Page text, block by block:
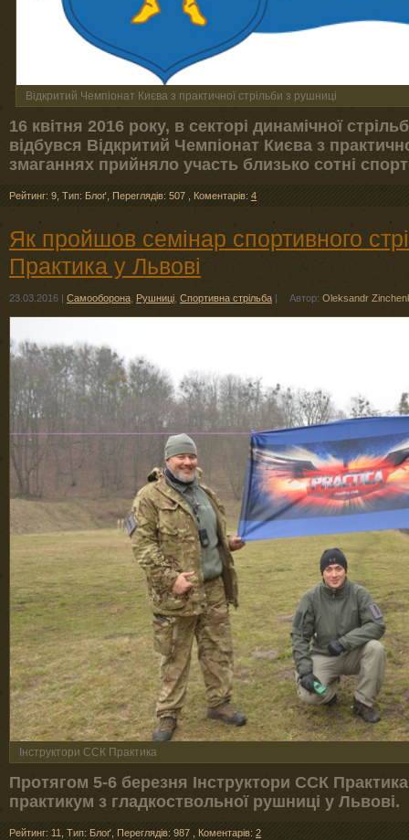
Відкритий Чемпіонат Києва з практичної стрільби з рушниці
16 квітня 2016 року, в секторі динамічної
відбувся Відкритий Чемпіонат Києва з
змаганнях прийняло участь близько сотні
Рейтинг: 9 Тип: Блоґ Переглядів: 507 Коментарів: 4
Як пройшов семінар спортивного
Практика у Львові
23.03.2016 Самооборона Рушниці Спортивна стрільба Автор: Oleksandr
Інструктори ССК Практика
Протягом 5-6 березня Інструктори ССК
практикум з гладкоствольної рушниці у Львові.
Рейтинг: 11 ,Тип: Блоґ Переглядів: 987 Коментарів: 2